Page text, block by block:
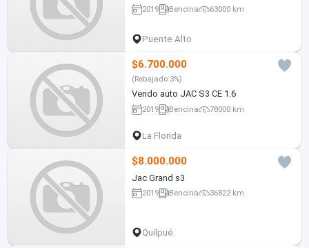
2019 Bencina 63000 km
Puente Alto
$6.700.000
(Rebajado 3%)
Vendo auto JAC S3 CE 1.6
2019 Bencina 78000 km
La Florida
$8.000.000
Jac Grand s3
2019 Bencina 36822 km
Quilpué